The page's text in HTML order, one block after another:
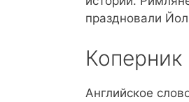
праздновали
Английское